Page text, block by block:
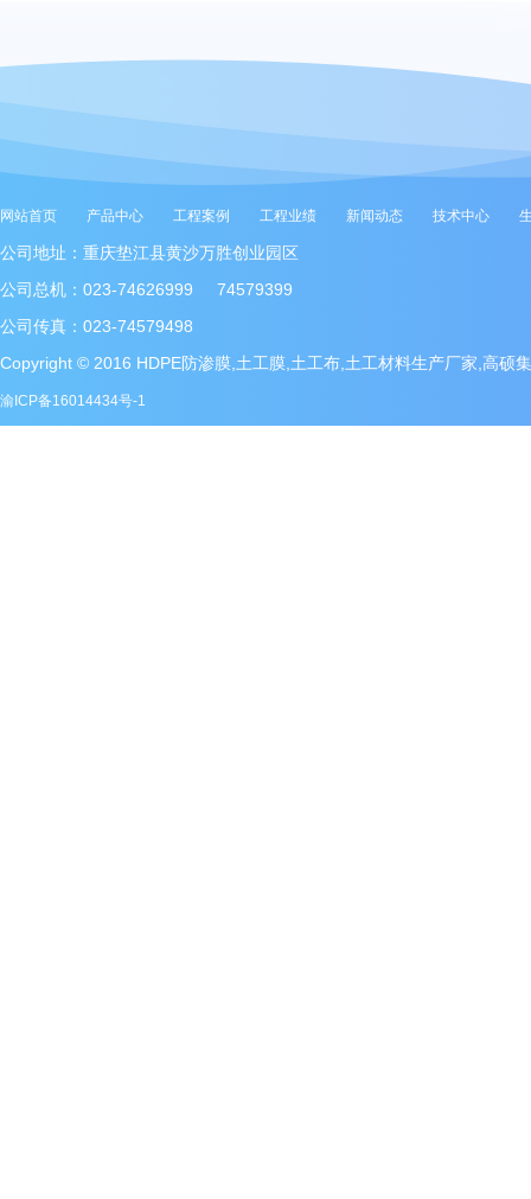
网站首页 产品中心 工程案例 工程业绩 新闻动态 技术中心
公司地址：重庆垫江县黄沙万胜创业园区
公司总机：023-74626999 74579399
公司传真：023-74579498
Copyright © 2016 HDPE防渗膜,土工膜,土工布,土工材料生产厂家,高硕
渝ICP备16014434号-1